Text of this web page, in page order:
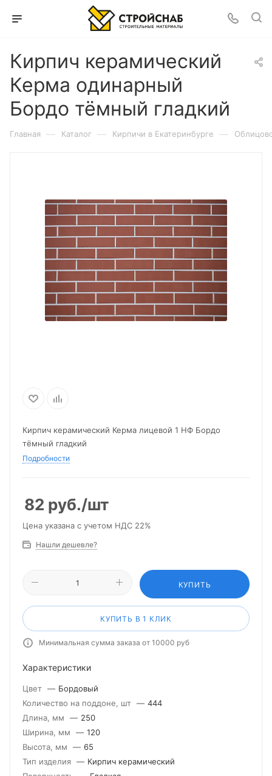
Кирпич керамический
Керма одинарный
Бордо тёмный гладкий
Главная — Каталог — Кирпичи в Екатеринбурге —
Кирпич керамический Керма лицевой 1 НФ Бордо
тёмный гладкий
Подробности
82 руб./шт
Цена указана с учетом НДС 22%
Нашли дешевле?
КУПИТЬ
КУПИТЬ В 1 КЛИК
Минимальная сумма заказа от 10000 руб
Характеристики
Цвет — Бордовый
Количество на поддоне, шт — 444
Длина, мм
— 250
Ширина, мм
— 120
Высота, мм
— 65
Тип изделия — Кирпич керамический